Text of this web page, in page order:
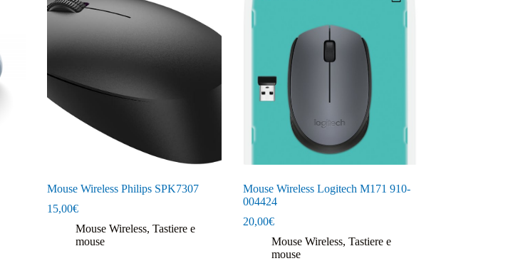
Mouse Wireless Philips SPK7307
15,00€
Mouse Wireless, Tastiere e
mouse
Mouse Wireless Logitech M171 910-
004424
20,00€
Mouse Wireless, Tastiere e
mouse